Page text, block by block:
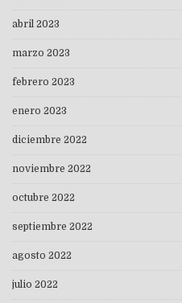
abril 2023
marzo 2023
febrero 2023
enero 2023
diciembre 2022
noviembre 2022
octubre 2022
septiembre 2022
agosto 2022
julio 2022